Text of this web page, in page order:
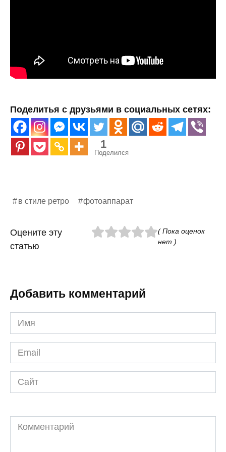
Поделитья с друзьями в социальных сетях:
1
Поделился
в стиле ретро фотоаппарат
Оцените эту
статью
( Пока оценок
нет )
Добавить комментарий
Имя
*
Email
*
Сайт
Комментарий